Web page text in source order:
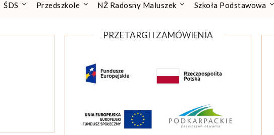
ŚDS Przedszkole NŻ Radosny Maluszek Szkoła Podstawowa
PRZETARGI I ZAMÓWIENIA